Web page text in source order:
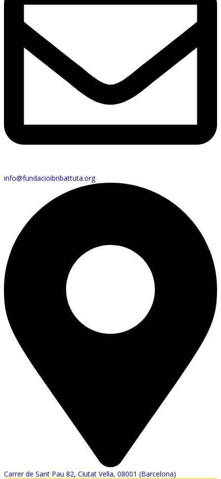
info@fundacioibnbattuta.org
Carrer de Sant Pau 82, Ciutat Vella, 08001 (Barcelona)